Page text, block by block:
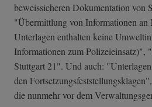
beweissicheren Dokumentation von
"Übermittlung von Informationen
Unterlagen enthalten keine
Informationen zum Polizeieinsatz)",
Stuttgart 21". Und auch:
den
die nunmehr vor dem